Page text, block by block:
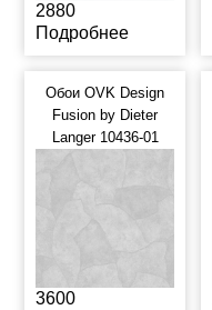
2880
Подробнее
Обои OVK Design
Fusion by Dieter
Langer 10436-01
3600